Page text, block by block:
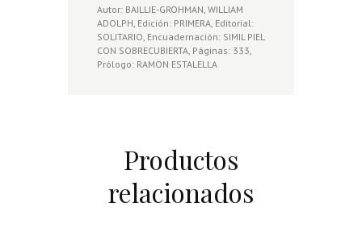
Autor: BAILLIE-GROHMAN, WILLIAM
ADOLPH, Edición: PRIMERA, Editorial:
SOLITARIO, Encuadernación: SIMIL PIEL
CON SOBRECUBIERTA, Páginas: 333,
Prólogo: RAMON ESTALELLA
Productos
relacionados